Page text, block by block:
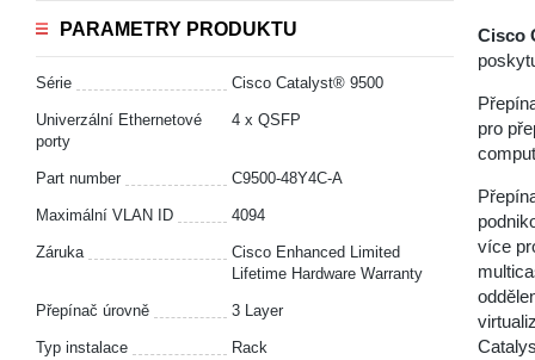
PARAMETRY PRODUKTU
Série Cisco Catalyst® 9500
Univerzální Ethernetové
porty
4 x QSFP
Part number C9500-48Y4C-A
Maximální VLAN ID 4094
Záruka
Cisco Enhanced Limited
Lifetime Hardware Warranty
Přepínač úrovně 3 Layer
Typ instalace Rack
Cisco
pro
více